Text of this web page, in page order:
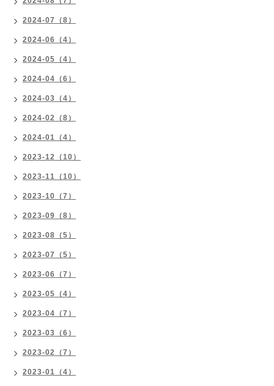
2024-07（8）
2024-06（4）
2024-05（4）
2024-04（6）
2024-03（4）
2024-02（8）
2024-01（4）
2023-12（10）
2023-11（10）
2023-10（7）
2023-09（8）
2023-08（5）
2023-07（5）
2023-06（7）
2023-05（4）
2023-04（7）
2023-03（6）
2023-02（7）
2023-01（4）